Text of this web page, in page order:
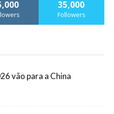
35,000
Followers
vão para a China